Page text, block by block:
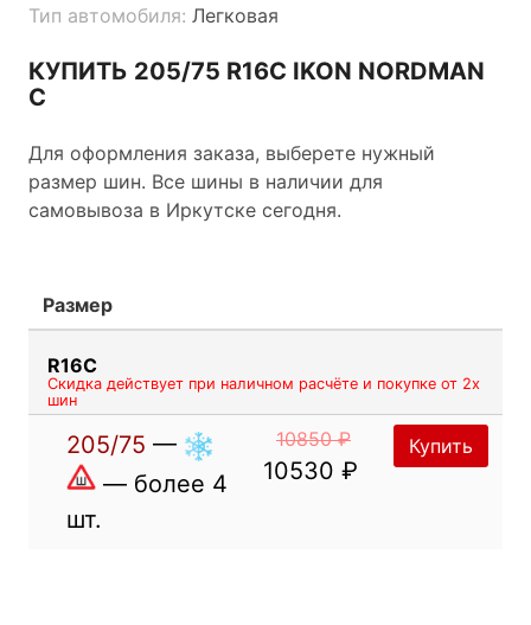
Тип автомобиля: Легковая
КУПИТЬ 205/75 R16C IKON NORDMAN
C
Для оформления заказа, выберете нужный
размер шин. Все шины в наличии для
самовывоза в Иркутске сегодня.
Размер
R16C
Скидка действует при наличном расчёте и покупке от 2х
шин
205/75 —
— более 4
шт.
10850 ₽
10530 ₽
Купить